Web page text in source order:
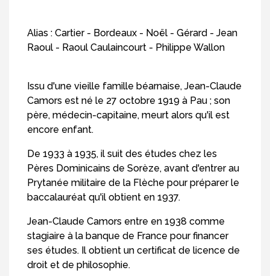
Alias : Cartier - Bordeaux - Noël - Gérard - Jean
Raoul - Raoul Caulaincourt - Philippe Wallon
Issu d'une vieille famille béarnaise, Jean-Claude
Camors est né le 27 octobre 1919 à Pau ; son
père, médecin-capitaine, meurt alors qu'il est
encore enfant.
De 1933 à 1935, il suit des études chez les
Pères Dominicains de Sorèze, avant d'entrer au
Prytanée militaire de la Flèche pour préparer le
baccalauréat qu'il obtient en 1937.
Jean-Claude Camors entre en 1938 comme
stagiaire à la banque de France pour financer
ses études. Il obtient un certificat de licence de
droit et de philosophie.